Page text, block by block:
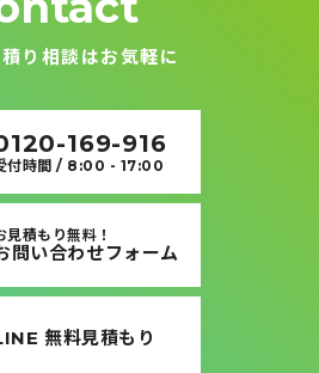
り相談はお気軽に
169-916
付時間 / 8:00 - 17:00
見積もり無料！
問い合わせフォーム
無料見積もり